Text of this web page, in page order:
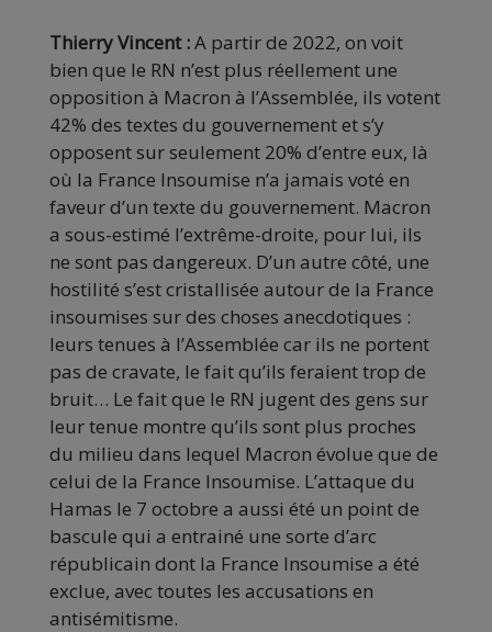
Thierry Vincent :A partir de 2022, on voit
bien que le RN n’est plus réellement une
opposition à Macron à l’Assemblée, ils votent
42% des textes du gouvernement et s’y
opposent sur seulement 20% d’entre eux, là
où la France Insoumise n’a jamais voté en
faveur d’un texte du gouvernement. Macron
a sous-estimé l’extrême-droite, pour lui, ils
ne sont pas dangereux. D’un autre côté, une
hostilité s’est cristallisée autour de la France
insoumises sur des choses anecdotiques :
leurs tenues à l’Assemblée car ils ne portent
pas de cravate, le fait qu’ils feraient trop de
bruit… Le fait que le RN jugent des gens sur
leur tenue montre qu’ils sont plus proches
du milieu dans lequel Macron évolue que de
celui de la France Insoumise. L’attaque du
Hamas le 7 octobre a aussi été un point de
bascule qui a entrainé une sorte d’arc
républicain dont la France Insoumise a été
exclue, avec toutes les accusations en
antisémitisme.